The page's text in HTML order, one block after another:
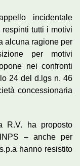
incidentale
tutti i motivi
alcuna ragione per
per motivi
nei confronti
24 del d.lgs n. 46
concessionaria
R.V. ha proposto
– anche per
hanno resistito